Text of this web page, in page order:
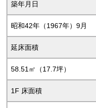
築年月日
昭和42年（1967年）9月
延床面積
58.51㎡（17.7坪）
1F 床面積